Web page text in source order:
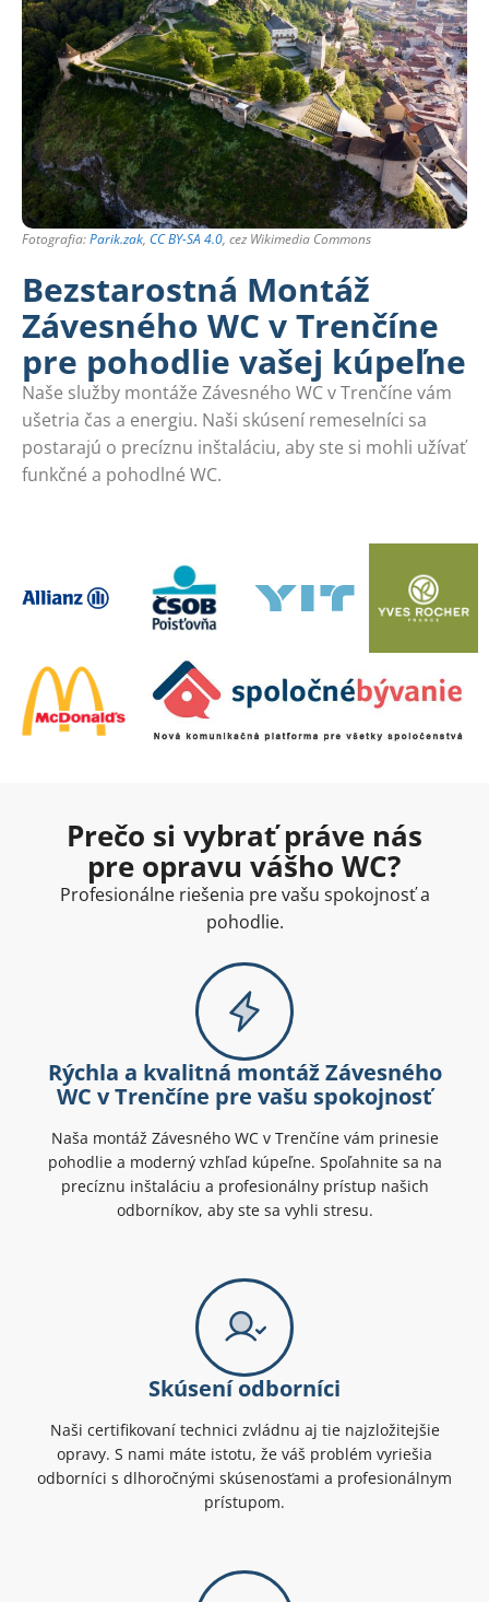
Fotografia:Parik.zak, CC BY-SA 4.0, cez Wikimedia Commons
Bezstarostná Montáž
Závesného WC v Trenčíne
pre pohodlie vašej kúpeľne
Naše služby montáže Závesného WC v Trenčíne vám
ušetria čas a energiu. Naši skúsení remeselníci sa
postarajú o precíznu inštaláciu, aby ste si mohli užívať
funkčné a pohodlné WC.
Prečo si vybrať práve nás
pre opravu vášho WC?
Profesionálne riešenia pre vašu spokojnosť a
pohodlie.
Rýchla a kvalitná montáž Závesného
WC v Trenčíne pre vašu spokojnosť
Naša montáž Závesného WC v Trenčíne vám prinesie
pohodlie a moderný vzhľad kúpeľne. Spoľahnite sa na
precíznu inštaláciu a profesionálny prístup našich
odborníkov, aby ste sa vyhli stresu.
Skúsení odborníci
Naši certifikovaní technici zvládnu aj tie najzložitejšie
opravy. S nami máte istotu, že váš problém vyriešia
odborníci s dlhoročnými skúsenosťami a profesionálnym
prístupom.